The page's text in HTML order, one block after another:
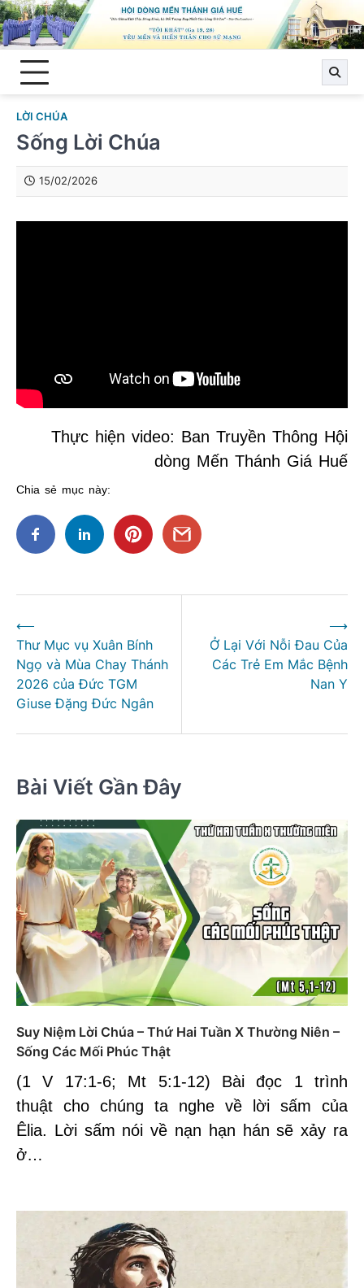
Skip
to
content
LỜI CHÚA
Sống Lời Chúa
15/02/2026
Thực hiện video: Ban Truyền Thông Hội
dòng Mến Thánh Giá Huế
Chia sẻ mục này:
hướng
bài
viết
⟵
Thư Mục vụ Xuân Bính
Ngọ và Mùa Chay Thánh
2026 của Đức TGM
Giuse Đặng Đức Ngân
Ở Lại Với Nỗi Đau Của
Các Trẻ Em Mắc Bệnh
Nan Y
⟶
Bài Viết Gần Đây
Suy Niệm Lời Chúa – Thứ Hai Tuần X Thường Niên –
Sống Các Mối Phúc Thật
(1 V 17:1-6; Mt 5:1-12) Bài đọc 1 trình
thuật cho chúng ta nghe về lời sấm của
Êlia. Lời sấm nói về nạn hạn hán sẽ xảy ra
ở…